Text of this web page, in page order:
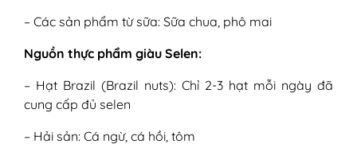
– Các sản phẩm từ sữa: Sữa chua, phô mai
Nguồn thực phẩm giàu Selen:
– Hạt Brazil (Brazil nuts): Chỉ 2-3 hạt mỗi ngày đã
cung cấp đủ selen
– Hải sản: Cá ngừ, cá hồi, tôm